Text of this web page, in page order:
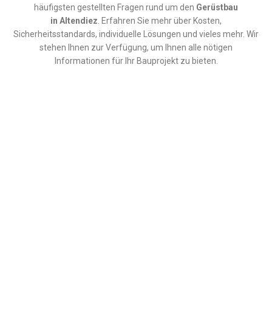
häufigsten gestellten Fragen rund um den Gerüstbau
in Altendiez . Erfahren Sie mehr über Kosten,
Sicherheitsstandards, individuelle Lösungen und vieles mehr. Wir
stehen Ihnen zur Verfügung, um Ihnen alle nötigen
Informationen für Ihr Bauprojekt zu bieten.